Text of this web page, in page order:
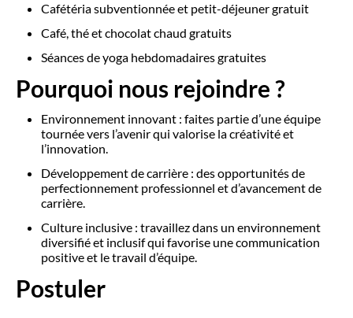
Cafétéria subventionnée et petit-déjeuner gratuit
Café, thé et chocolat chaud gratuits
Séances de yoga hebdomadaires gratuites
Pourquoi nous rejoindre ?
Environnement innovant : faites partie d’une équipe
tournée vers l’avenir qui valorise la créativité et
l’innovation.
Développement de carrière : des opportunités de
perfectionnement professionnel et d’avancement de
carrière.
Culture inclusive : travaillez dans un environnement
diversifié et inclusif qui favorise une communication
positive et le travail d’équipe.
Postuler